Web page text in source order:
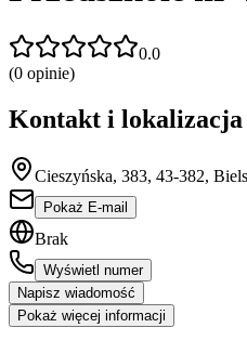
0.0
(0 opinie)
Kontakt i lokalizacja
Cieszyńska, 383, 43-382,
Pokaż E-mail
Brak
Wyświetl numer
Napisz wiadomość
Pokaż więcej informacji